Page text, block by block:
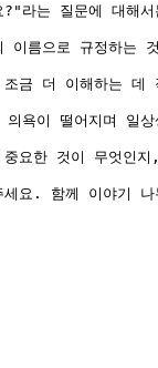
라는 질문에 대해
이름으로 규정하
금 더 이해하는 데
욕이 떨어지며 일
중요한 것이 무엇
세요. 함께 이야기